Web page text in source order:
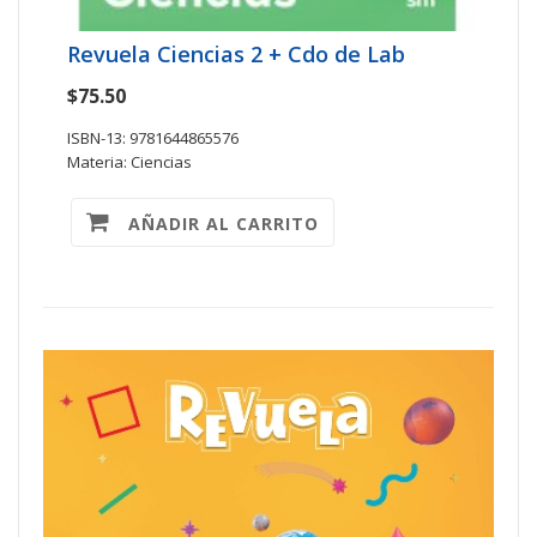
Revuela Ciencias 2 + Cdo de Lab
$75.50
ISBN-13: 9781644865576
Materia: Ciencias
AÑADIR AL CARRITO